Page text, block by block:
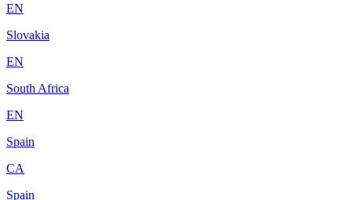
EN
Slovakia
EN
South Africa
EN
Spain
CA
Spain